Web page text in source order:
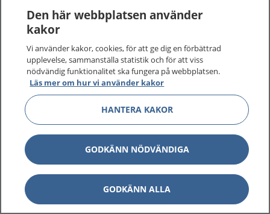
Den här webbplatsen använder
kakor
Vi använder kakor, cookies, för att ge dig en förbättrad
upplevelse, sammanställa statistik och för att viss
nödvändig funktionalitet ska fungera på webbplatsen.
Läs mer om hur vi använder kakor
HANTERA KAKOR
GODKÄNN NÖDVÄNDIGA
GODKÄNN ALLA